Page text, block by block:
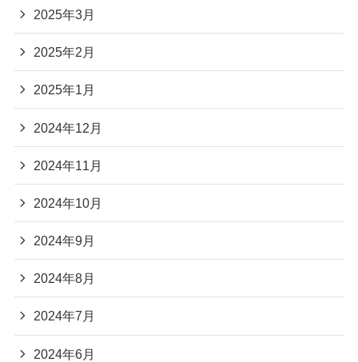
2025年3月
2025年2月
2025年1月
2024年12月
2024年11月
2024年10月
2024年9月
2024年8月
2024年7月
2024年6月